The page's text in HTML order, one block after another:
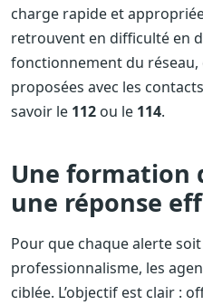
charge rapide et
retrouvent en difficulté en
fonctionnement du
proposées avec les
savoir le 112 ou le 114.
Une formation
une réponse
Pour que chaque alerte
professionnalisme, les
ciblée. L’objectif est clair :